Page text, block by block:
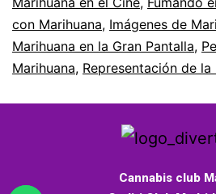
con Marihuana, Imágenes de
Marihuana en la Gran Pantalla,
Marihuana, Representación de
Cannabis club